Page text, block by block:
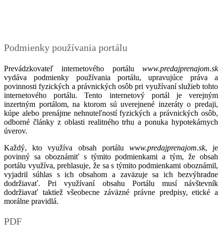
Podmienky používania portálu
Prevádzkovateľ internetového portálu www.predajprenajom.sk
vydáva podmienky používania portálu, upravujúce práva a
povinnosti fyzických a právnických osôb pri využívaní služieb tohto
internetového portálu. Tento internetový portál je verejným
inzertným portálom, na ktorom sú uverejnené inzeráty o predaji,
kúpe alebo prenájme nehnuteľností fyzických a právnických osôb,
odborné články z oblasti realitného trhu a ponuka hypotekárnych
úverov.
Každý, kto využíva obsah portálu www.predajprenajom.sk, je
povinný sa oboznámiť s týmito podmienkami a tým, že obsah
portálu využíva, prehlasuje, že sa s týmito podmienkami oboznámil,
vyjadril súhlas s ich obsahom a zaväzuje sa ich bezvýhradne
dodržiavať. Pri využívaní obsahu Portálu musí návštevník
dodržiavať taktiež všeobecne záväzné právne predpisy, etické a
morálne pravidlá.
PDF